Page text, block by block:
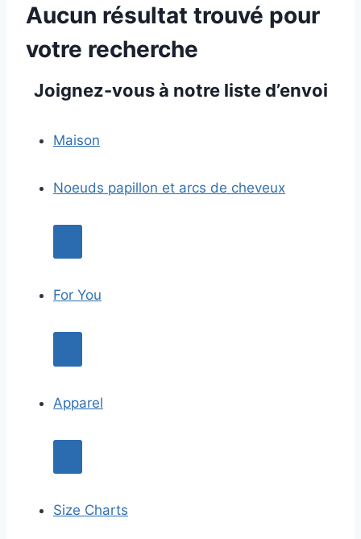
Aucun résultat trouvé pour
votre recherche
Joignez-vous à notre liste d’envoi
Maison
Noeuds papillon et arcs de cheveux
For You
Apparel
Size Charts